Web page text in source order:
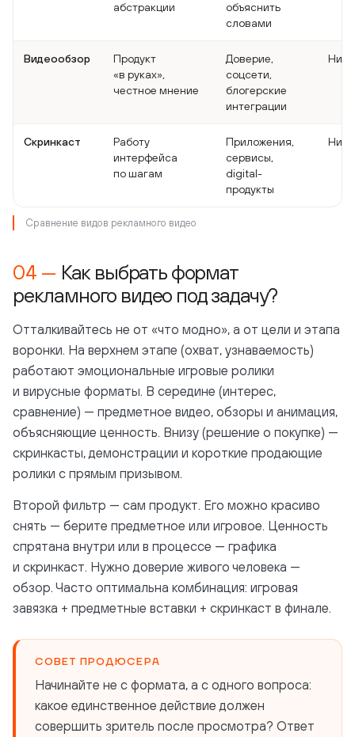
абстракции
объяснить
словами
Видеообзор
Продукт
«в руках»,
честное мнение
Доверие,
соцсети,
блогерские
интеграции
Скринкаст
Работу
интерфейса
по шагам
Приложения,
сервисы,
digital-
продукты
Сравнение видов рекламного видео
Как выбрать формат
рекламного видео под задачу?
Отталкивайтесь не от «что модно», а от цели и этапа
воронки. На верхнем этапе (охват, узнаваемость)
работают эмоциональные игровые ролики
и вирусные форматы. В середине (интерес,
сравнение) — предметное видео, обзоры и анимация,
объясняющие ценность. Внизу (решение о покупке) —
скринкасты, демонстрации и короткие продающие
ролики с прямым призывом.
Второй фильтр — сам продукт. Его можно красиво
снять — берите предметное или игровое. Ценность
спрятана внутри или в процессе — графика
и скринкаст. Нужно доверие живого человека —
обзор. Часто оптимальна комбинация: игровая
завязка + предметные вставки + скринкаст в финале.
СОВЕТ ПРОДЮСЕРА
Начинайте не с формата, а с одного вопроса:
какое единственное действие должен
совершить зритель после просмотра? Ответ